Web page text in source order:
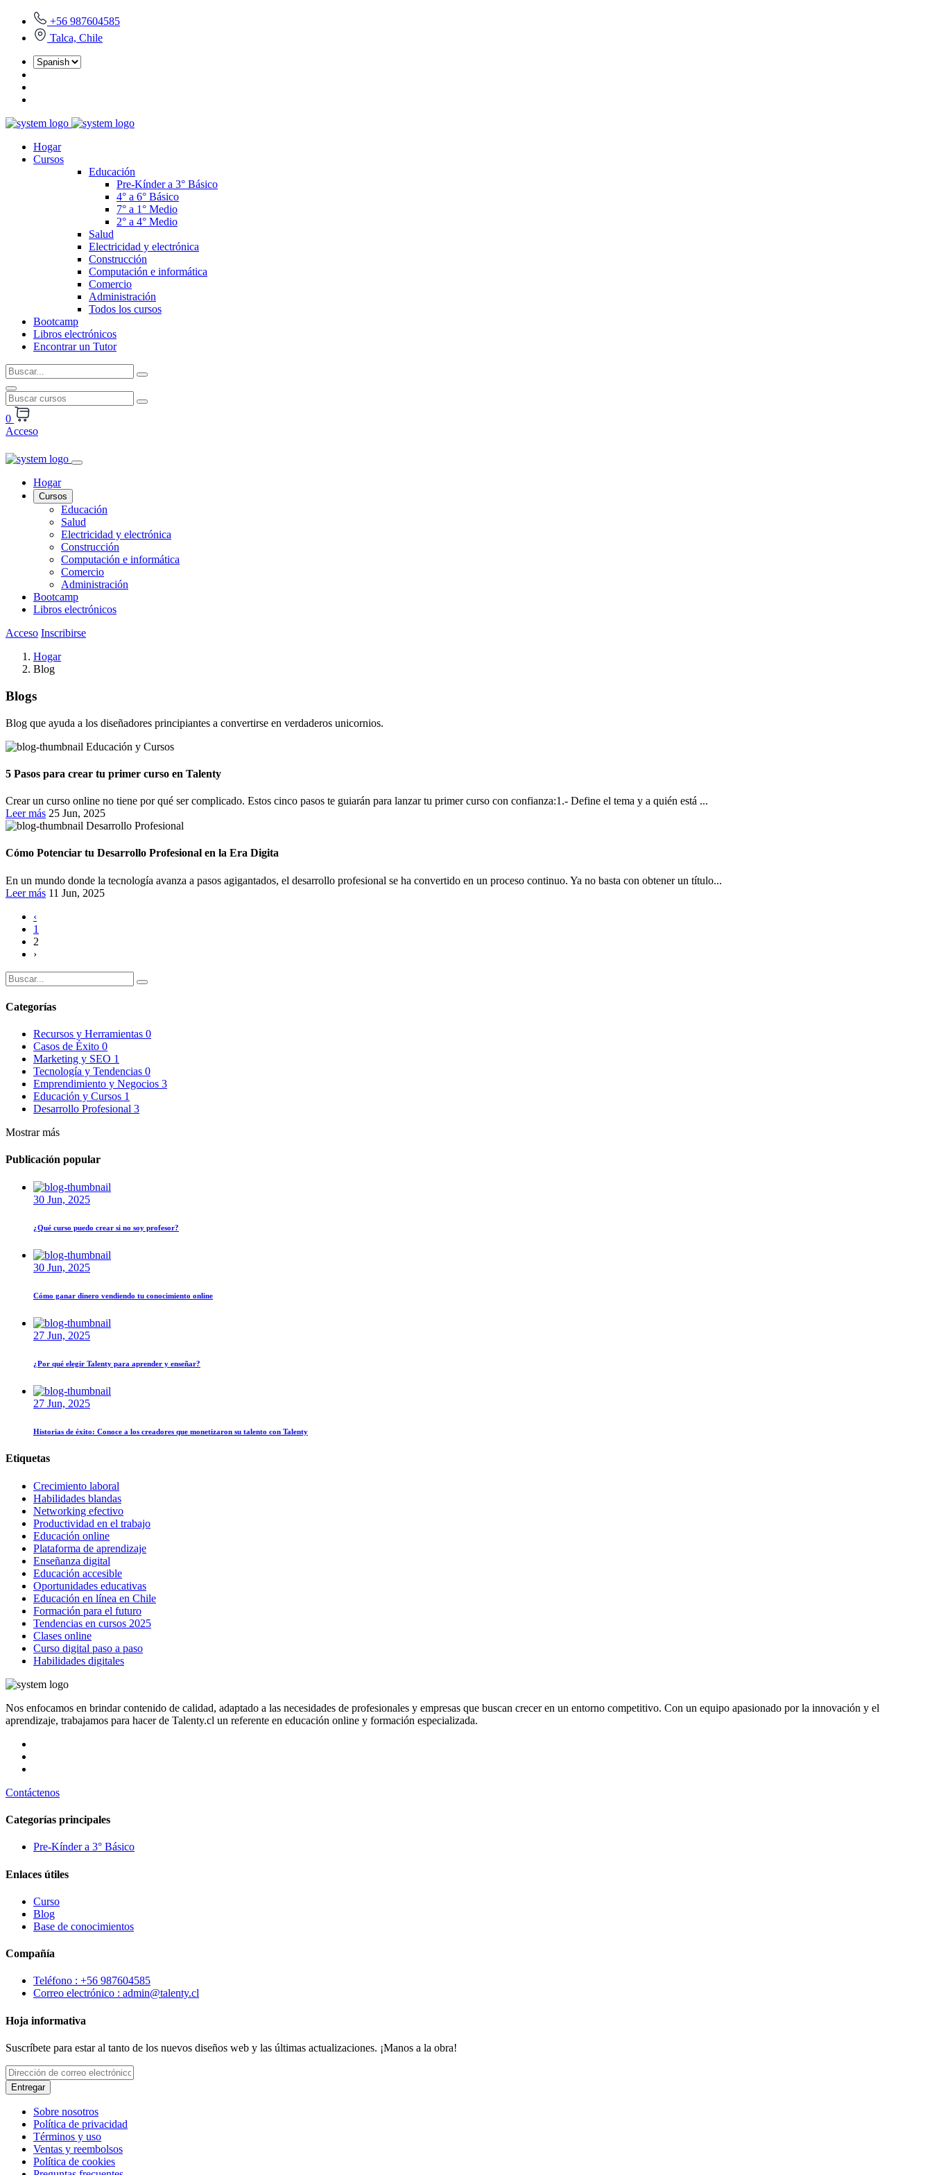
+56 987604585
Talca, Chile
Hogar
Cursos
Educación
Pre-Kínder a 3° Básico
4° a 6° Básico
7° a 1° Medio
2° a 4° Medio
Salud
Electricidad y electrónica
Construcción
Computación e informática
Comercio
Administración
Todos los cursos
Bootcamp
Libros electrónicos
Encontrar un Tutor
0
Acceso
Hogar
Cursos
Educación
Salud
Electricidad y electrónica
Construcción
Computación e informática
Comercio
Administración
Bootcamp
Libros electrónicos
Acceso Inscribirse
Hogar
Blog
Blogs
Blog que ayuda a los diseñadores principiantes a convertirse en verdaderos unicornios.
Educación y Cursos
5 Pasos para crear tu primer curso en Talenty
Crear un curso online no tiene por qué ser complicado. Estos cinco pasos te guiarán para lanzar tu primer curso con confianza:1.- Define el tema y a quién está ...
Leer más 25 Jun, 2025
Desarrollo Profesional
Cómo Potenciar tu Desarrollo Profesional en la Era Digita
En un mundo donde la tecnología avanza a pasos agigantados, el desarrollo profesional se ha convertido en un proceso continuo. Ya no basta con obtener un título...
Leer más 11 Jun, 2025
‹
1
2
›
Categorías
Recursos y Herramientas 0
Casos de Éxito 0
Marketing y SEO 1
Tecnología y Tendencias 0
Emprendimiento y Negocios 3
Educación y Cursos 1
Desarrollo Profesional 3
Mostrar más
Publicación popular
30 Jun, 2025
¿Qué curso puedo crear si no soy profesor?
30 Jun, 2025
Cómo ganar dinero vendiendo tu conocimiento online
27 Jun, 2025
¿Por qué elegir Talenty para aprender y enseñar?
27 Jun, 2025
Historias de éxito: Conoce a los creadores que monetizaron su talento con Talenty
Etiquetas
Crecimiento laboral
Habilidades blandas
Networking efectivo
Productividad en el trabajo
Educación online
Plataforma de aprendizaje
Enseñanza digital
Educación accesible
Oportunidades educativas
Educación en línea en Chile
Formación para el futuro
Tendencias en cursos 2025
Clases online
Curso digital paso a paso
Habilidades digitales
Nos enfocamos en brindar contenido de calidad, adaptado a las necesidades de profesionales y empresas que buscan crecer en un entorno competitivo. Con un equipo apasionado por la innovación y el
aprendizaje, trabajamos para hacer de Talenty.cl un referente en educación online y formación especializada.
Contáctenos
Categorías principales
Pre-Kínder a 3° Básico
Enlaces útiles
Curso
Blog
Base de conocimientos
Compañía
Teléfono : +56 987604585
Correo electrónico : admin@talenty.cl
Hoja informativa
Suscríbete para estar al tanto de los nuevos diseños web y las últimas actualizaciones. ¡Manos a la obra!
Entregar
Sobre nosotros
Política de privacidad
Términos y uso
Ventas y reembolsos
Política de cookies